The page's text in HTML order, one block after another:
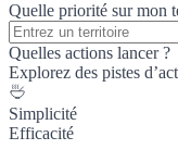
Quelle priorité sur mon
Quelles actions lancer ?
Explorez des pistes
Simplicité
Efficacité